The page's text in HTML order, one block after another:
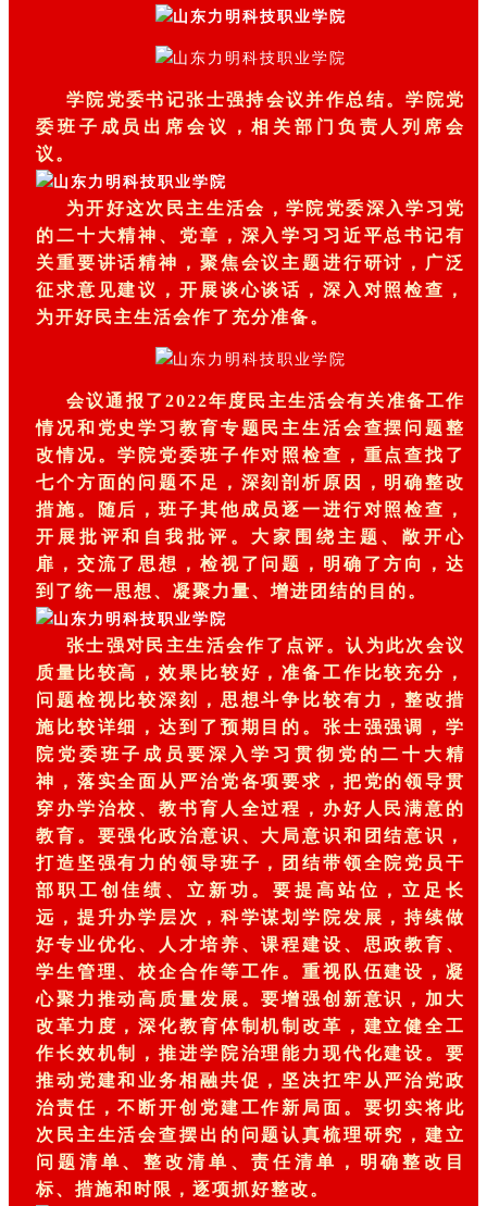
学院党委书记张士强持会议并作总结。学院党
委班子成员出席会议，相关部门负责人列席会
议。
为开好这次民主生活会，学院党委深入学习党
的二十大精神、党章，深入学习习近平总书记有
关重要讲话精神，聚焦会议主题进行研讨，广泛
征求意见建议，开展谈心谈话，深入对照检查，
为开好民主生活会作了充分准备。
会议通报了2022年度民主生活会有关准备工作
情况和 党史学习教育专题民主生活会查摆问题整
改情况。学院党委班子作对照检查，重点查找了
七个方面的问题不足，深刻剖析原因，明确整改
措施。随后，班子其他成员逐一进行对照检查，
开展批评和自我批评。大家围绕主题、敞开心
扉，交流了思想，检视了问题，明确了方向，达
到了统一思想、凝聚力量、增进团结的目的。
张士强对民主生活会作了点评。认为此次会议
质量比较高，效果比较好，准备工作比较充分，
问题检视比较深刻，思想斗争比较有力，整改措
施比较详细，达到了预期目的。张士强强调，学
院党委班子成员要深入学习贯彻党的二十大精
神，落实全面从严治党各项要求，把党的领导贯
穿办学治校、教书育人全过程，办好人民满意的
教育。要强化政治意识、大局意识和团结意识，
打造坚强有力的领导班子，团结带领全院党员干
部职工创佳绩、立新功。要提高站位，立足长
远，提升办学层次，科学谋划学院发展，持续做
好专业优化、人才培养、课程建设、思政教育、
学生管理、校企合作等工作。重视队伍建设，凝
心聚力推动高质量发展。要增强创新意识，加大
改革力度，深化教育体制机制改革，建立健全工
作长效机制，推进学院治理能力现代化建设。要
推动党建和业务相融共促，坚决扛牢从严治党政
治责任，不断开创党建工作新局面。要切实将此
次民主生活会查摆出的问题认真梳理研究，建立
问题清单、整改清单、责任清单，明确整改目
标、措施和时限，逐项抓好整改。